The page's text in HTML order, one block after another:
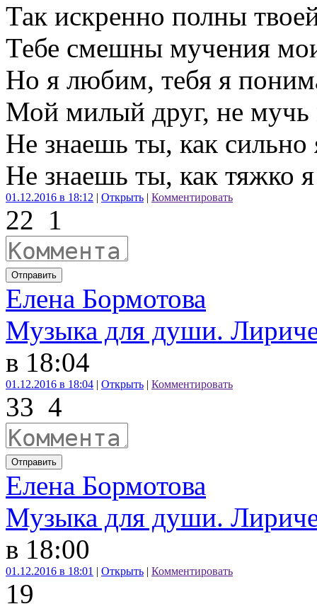
Так искренно полны
Тебе смешны мучения
Но я любим, тебя я
Мой милый друг, не
Не знаешь ты, как
Не знаешь ты, как тяжко
01.12.2016 в 18:12 | Открыть | Комментировать
22 1
Отправить
Елена Бормотова
Музыка для души.
в 18:04
01.12.2016 в 18:04 | Открыть | Комментировать
33 4
Отправить
Елена Бормотова
Музыка для души.
в 18:00
01.12.2016 в 18:01 | Открыть | Комментировать
19